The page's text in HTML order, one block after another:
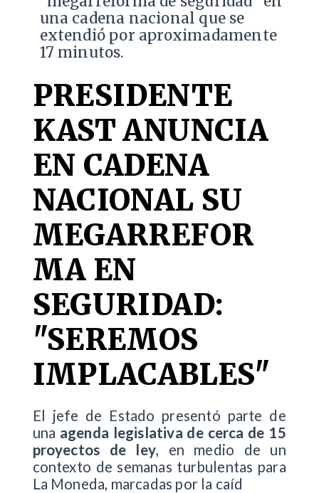
una cadena nacional que se
extendió por aproximadamente
17 minutos.
PRESIDENTE
KAST ANUNCIA
EN CADENA
NACIONAL SU
MEGARREFOR
MA EN
SEGURIDAD:
"SEREMOS
IMPLACABLES"
El jefe de Estado presentó parte de
una agenda legislativa de cerca de 15
proyectos de ley, en medio de un
contexto de semanas turbulentas para
La Moneda, marcadas por la caíd